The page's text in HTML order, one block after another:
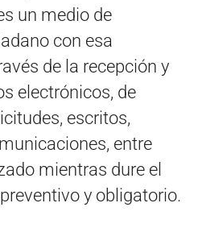
un medio de
con esa
de la recepción y
electrónicos, de
escritos,
entre
mientras dure el
y obligatorio.